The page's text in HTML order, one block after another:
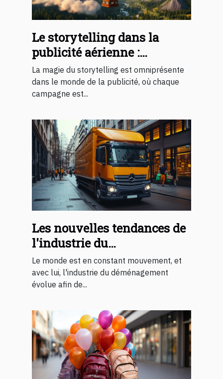
Le storytelling dans la
publicité aérienne :
comment les montgolfières
racontent une histoire
La magie du storytelling est omniprésente
dans le monde de la publicité, où chaque
campagne est...
Les nouvelles tendances de
l'industrie du
déménagement
Le monde est en constant mouvement, et
avec lui, l'industrie du déménagement
évolue afin de...